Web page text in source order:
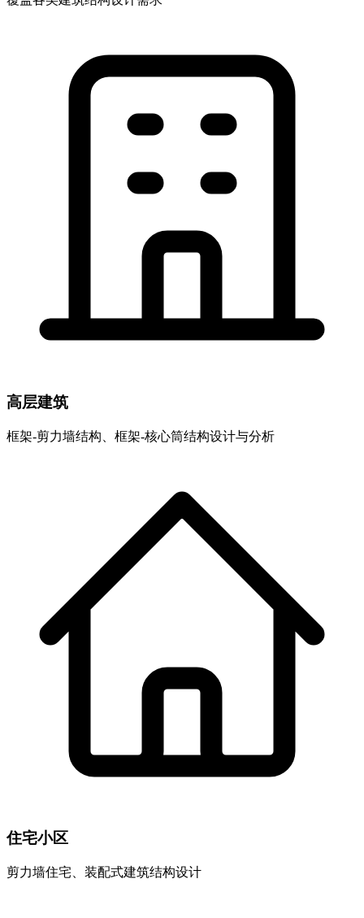
高层建筑
框架-剪力墙结构、框架-核心筒结构设计与分析
住宅小区
剪力墙住宅、装配式建筑结构设计